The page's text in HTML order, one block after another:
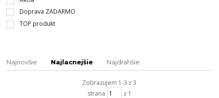
Doprava ZADARMO
TOP produkt
Najnovšie Najlacnejšie Najdrahšie
Zobrazujem 1-3 z 3
strana
z 1